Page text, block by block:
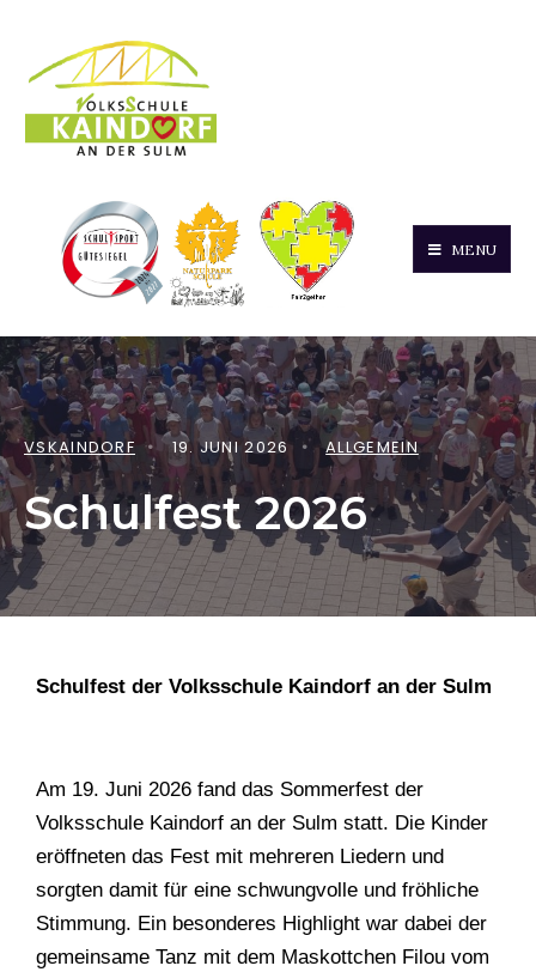
MENU
VSKAINDORF • 19. JUNI 2026 • ALLGEMEIN
Schulfest 2026
Schulfest der Volksschule Kaindorf an der Sulm
Am 19. Juni 2026 fand das Sommerfest der
Volksschule Kaindorf an der Sulm statt. Die Kinder
eröffneten das Fest mit mehreren Liedern und
sorgten damit für eine schwungvolle und fröhliche
Stimmung. Ein besonderes Highlight war dabei der
gemeinsame Tanz mit dem Maskottchen Filou vom